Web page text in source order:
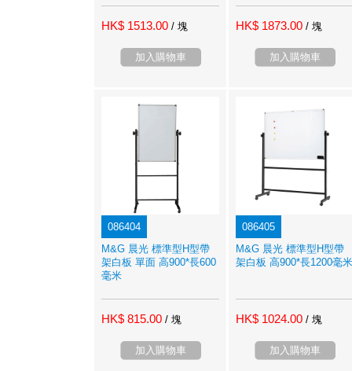
HK$ 1513.00 / 塊
加入購物車
HK$ 1873.00 / 塊
加入購物車
086404
M&G 晨光 標準型H型帶
架白板 單面 高900*長600
毫米
HK$ 815.00 / 塊
加入購物車
086405
M&G 晨光 標準型H型帶
架白板 高900*長1200毫米
HK$ 1024.00 / 塊
加入購物車